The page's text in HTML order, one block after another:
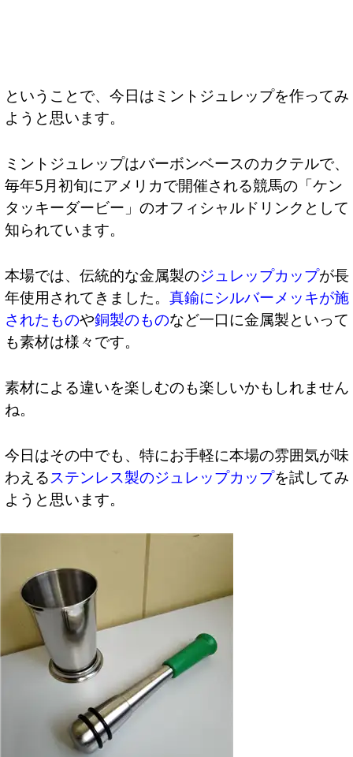
ということで、今日はミントジュレップを作ってみ
ようと思います。
ミントジュレップはバーボンベースのカクテルで、
毎年5月初旬にアメリカで開催される競馬の「ケン
タッキーダービー」のオフィシャルドリンクとして
知られています。
本場では、伝統的な金属製のジュレップカップが長
年使用されてきました。 真鍮にシルバーメッキが施
されたものや銅製のものなど一口に金属製といって
も素材は様々です。
素材による違いを楽しむのも楽しいかもしれません
ね。
今日はその中でも、特にお手軽に本場の雰囲気が味
わえる ステンレス製のジュレップカップを試してみ
ようと思います。